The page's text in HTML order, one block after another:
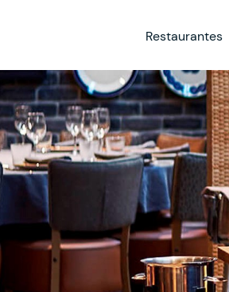
Restaurantes